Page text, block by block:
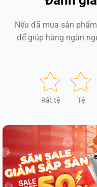
Nếu đã mua sản
để giúp hàng ngàn
Rất tệ Tệ